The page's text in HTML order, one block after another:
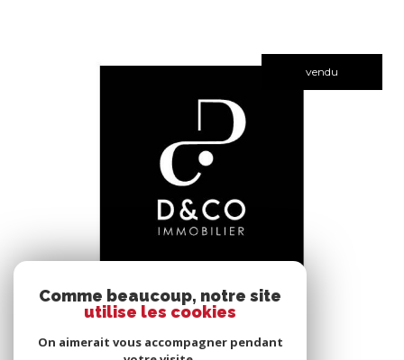
vendu
voir le bien
Bâgé-le-Châtel (01380)
Comme beaucoup, notre site
utilise les cookies
On aimerait vous accompagner pendant